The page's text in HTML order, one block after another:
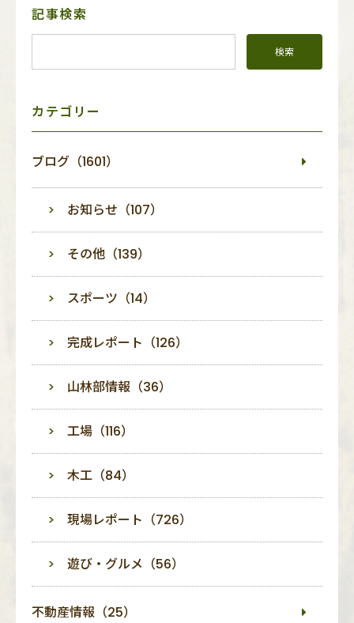
サ
ニ
記事検索
カテゴリー
ブログ（1601）
お知らせ（107）
その他（139）
スポーツ（14）
完成レポート（126）
山林部情報（36）
工場（116）
木工（84）
現場レポート（726）
遊び・グルメ（56）
不動産情報（25）